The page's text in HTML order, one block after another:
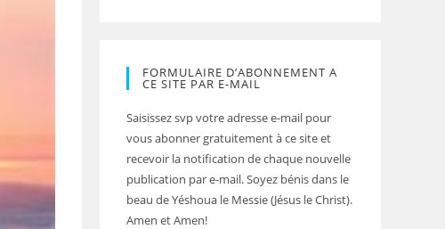
FORMULAIRE D’ABONNEMENT A
CE SITE PAR E-MAIL
Saisissez svp votre adresse e-mail pour
vous abonner gratuitement à ce site et
recevoir la notification de chaque nouvelle
publication par e-mail. Soyez bénis dans le
beau de Yéshoua le Messie (Jésus le Christ).
Amen et Amen!